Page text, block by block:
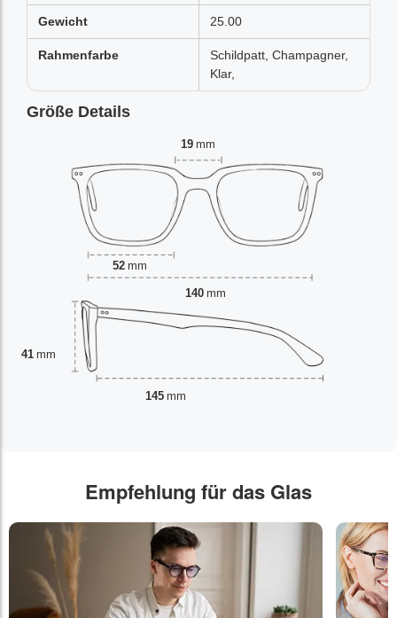
Gewicht 25.00
Rahmenfarbe
Schildpatt, Champagner,
Klar,
Größe Details
19 mm
52 mm
41 mm
140 mm
145 mm
Empfehlung für das Glas